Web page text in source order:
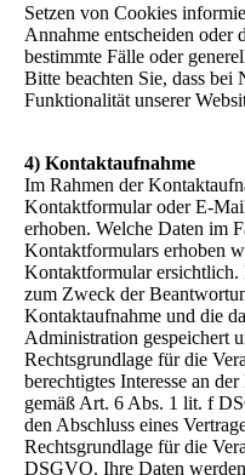
Setzen von Cookies
Annahme entscheiden oder
bestimmte Fälle oder
Bitte beachten Sie, dass
Funktionalität unserer
4) Kontaktaufnahme
Im Rahmen der
Kontaktformular oder E-
erhoben. Welche Daten im
Kontaktformulars erhoben
Kontaktformular ersichtlich.
zum Zweck der
Kontaktaufnahme und die
Administration gespeichert
Rechtsgrundlage für die
berechtigtes Interesse an
gemäß Art. 6 Abs. 1 lit. f
den Abschluss eines
Rechtsgrundlage für die
DSGVO. Ihre Daten